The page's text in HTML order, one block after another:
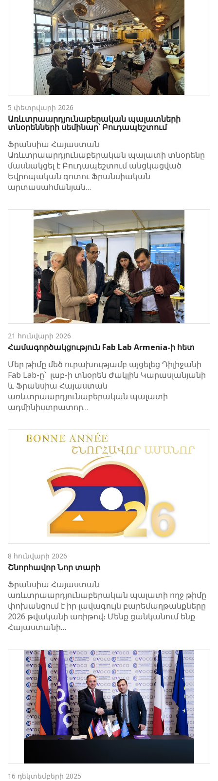
5 փետրվարի 2026
Առևտրաարդյունաբերական պալատների
տնօրենների սեմինար՝ Բուդապեշտում
Ֆրանսիա Հայաստան
Առևտրաարդյունաբերական պալատի տնօրենը
մասնակցել է Բուդապեշտում անցկացված
Եվրոպական գոտու Ֆրանսիական
արտասահմանյան…
21 հունվարի 2026
Համագործակցություն Fab Lab Armenia-ի հետ
Մեր թիմը մեծ ուրախությամբ այցելեց Դիլիջանի
Fab Lab-ը՝ լաբ-ի տնօրեն Ժակլին Կարասլանյանի
և Ֆրանսիա Հայաստան
առևտրաարդյունաբերական պալատի
ադմինիստրատոր…
8 հունվարի 2026
Շնորհավոր Նոր տարի
Ֆրանսիա Հայաստան
առևտրաարդյունաբերական պալատի ողջ թիմը
փոխանցում է իր լավագույն բարեմաղթանքները
2026 թվականի առիթով։ Մենք ցանկանում ենք
Հայաստանի…
16 դեկտեմբերի 2025